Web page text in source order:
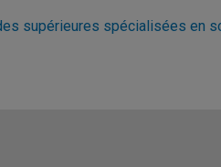
supérieures spécialisées en